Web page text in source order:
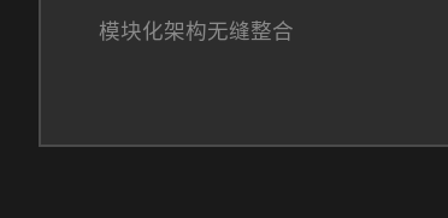
模块化架构无缝整合